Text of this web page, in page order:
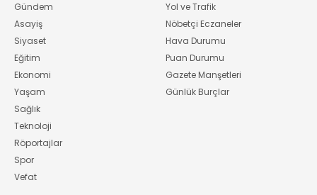
Gündem
Asayiş
Siyaset
Eğitim
Ekonomi
Yaşam
Sağlık
Teknoloji
Röportajlar
Spor
Vefat
Yol ve Trafik
Nöbetçi Eczaneler
Hava Durumu
Puan Durumu
Gazete Manşetleri
Günlük Burçlar